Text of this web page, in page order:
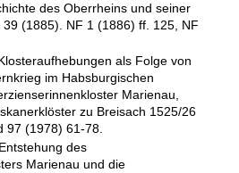
des Oberrheins und seiner
(1885). NF 1 (1886) ff. 125, NF
als Folge von
im Habsburgischen
Marienau,
zu Breisach 1525/26
97 (1978) 61-78.
des
Marienau und die